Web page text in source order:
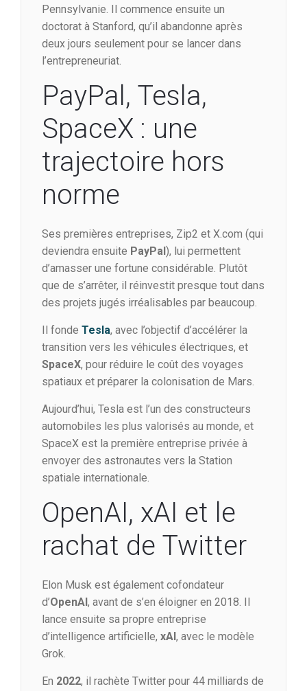
Pennsylvanie. Il commence ensuite un
doctorat à Stanford, qu’il abandonne après
deux jours seulement pour se lancer dans
l’entrepreneuriat.
PayPal, Tesla,
SpaceX : une
trajectoire hors
norme
Ses premières entreprises, Zip2 et X.com (qui
deviendra ensuite PayPal), lui permettent
d’amasser une fortune considérable. Plutôt
que de s’arrêter, il réinvestit presque tout dans
des projets jugés irréalisables par beaucoup.
Il fonde Tesla, avec l’objectif d’accélérer la
transition vers les véhicules électriques, et
SpaceX, pour réduire le coût des voyages
spatiaux et préparer la colonisation de Mars.
Aujourd’hui, Tesla est l’un des constructeurs
automobiles les plus valorisés au monde, et
SpaceX est la première entreprise privée à
envoyer des astronautes vers la Station
spatiale internationale.
OpenAI, xAI et le
rachat de Twitter
Elon Musk est également cofondateur
d’OpenAI, avant de s’en éloigner en 2018. Il
lance ensuite sa propre entreprise
d’intelligence artificielle, xAI, avec le modèle
Grok.
En 2022, il rachète Twitter pour 44 milliards de